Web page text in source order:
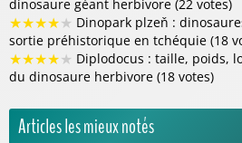
dinosaure géant herbivore (22 votes)
★★★★★ Dinopark plzeň :
sortie préhistorique en tchéquie (18
★★★★★ Diplodocus : taille, poids,
du dinosaure herbivore (18 votes)
Articles les mieux notés